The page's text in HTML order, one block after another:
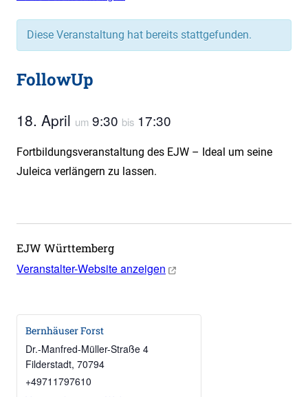
Diese Veranstaltung hat bereits stattgefunden.
FollowUp
18. April um 9:30 bis 17:30
Fortbildungsveranstaltung des EJW – Ideal um seine
Juleica verlängern zu lassen.
EJW Württemberg
Veranstalter-Website anzeigen
Bernhäuser Forst
Dr.-Manfred-Müller-Straße 4
Filderstadt, 70794
+49711797610